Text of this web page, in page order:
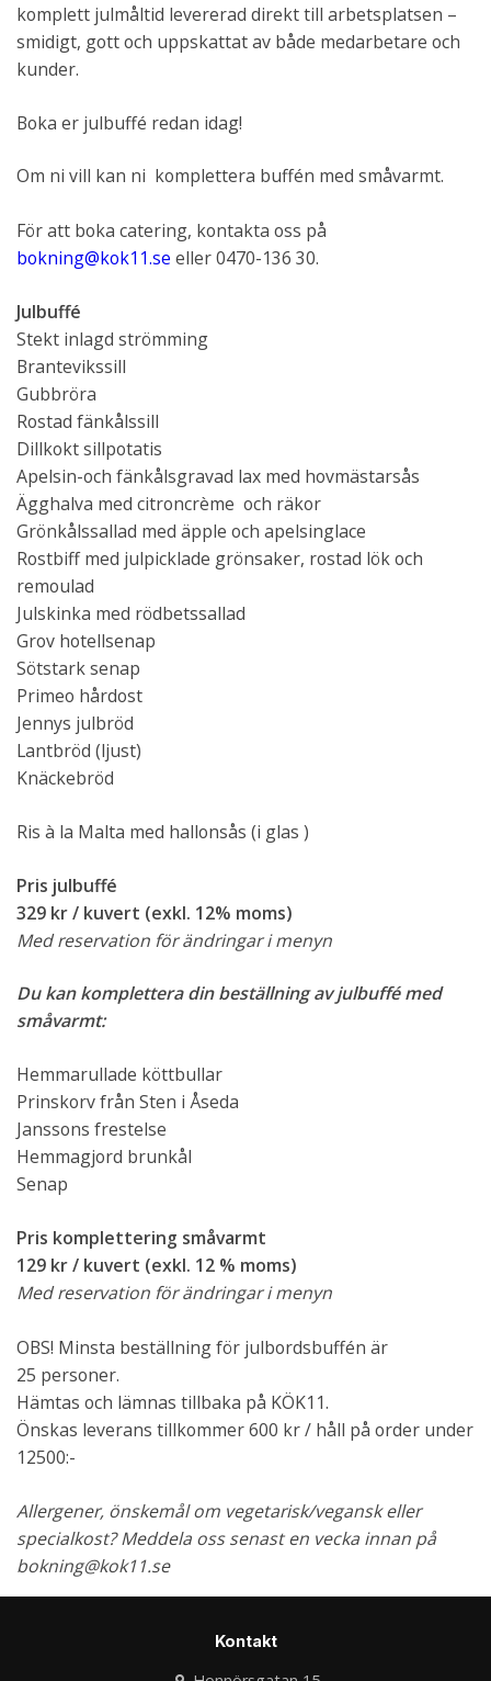
komplett julmåltid levererad direkt till arbetsplatsen –
smidigt, gott och uppskattat av både medarbetare och
kunder.
Boka er julbuffé redan idag!
Om ni vill kan ni komplettera buffén med småvarmt.
För att boka catering, kontakta oss på
bokning@kok11.se eller 0470-136 30.
Julbuffé
Stekt inlagd strömming
Brantevikssill
Gubbröra
Rostad fänkålssill
Dillkokt sillpotatis
Apelsin-och fänkålsgravad lax med hovmästarsås
Ägghalva med citroncrème och räkor
Grönkålssallad med äpple och apelsinglace
Rostbiff med julpicklade grönsaker, rostad lök och
remoulad
Julskinka med rödbetssallad
Grov hotellsenap
Sötstark senap
Primeo hårdost
Jennys julbröd
Lantbröd (ljust)
Knäckebröd
Ris à la Malta med hallonsås (i glas )
Pris julbuffé
329 kr / kuvert (exkl. 12% moms)
Med reservation för ändringar i menyn
Du kan komplettera din beställning av julbuffé med
småvarmt:
Hemmarullade köttbullar
Prinskorv från Sten i Åseda
Janssons frestelse
Hemmagjord brunkål
Senap
Pris komplettering småvarmt
129 kr / kuvert (exkl. 12 % moms)
Med reservation för ändringar i menyn
OBS! Minsta beställning för julbordsbuffén är
25 personer.
Hämtas och lämnas tillbaka på KÖK11.
Önskas leverans tillkommer 600 kr / håll på order under
12500:-
Allergener, önskemål om vegetarisk/vegansk eller
specialkost? Meddela oss senast en vecka innan på
bokning@kok11.se
Kontakt